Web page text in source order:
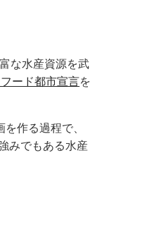
な水産資源を武
ード都市宣言を
作る過程で、
みでもある水産